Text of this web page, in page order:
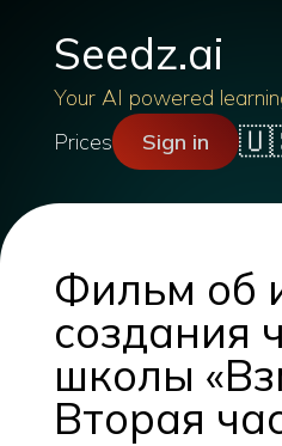
Seedz.ai
Your AI powered
Prices
Sign in
Фильм об
создания
школы
Вторая